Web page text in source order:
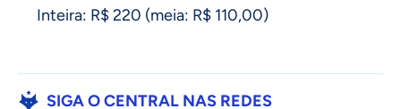
Inteira: R$ 220 (meia: R$ 110,00)
SIGA O CENTRAL NAS REDES